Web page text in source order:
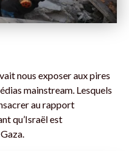
nous exposer aux pires
mainstream. Lesquels
au rapport
qu’Israël est